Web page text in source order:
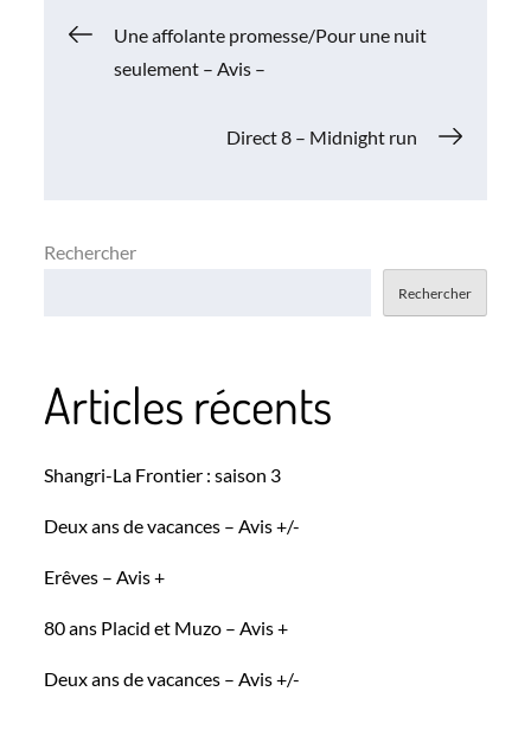
Navigation
Une affolante promesse/Pour une nuit
seulement – Avis –
Direct 8 – Midnight run
Rechercher
Rechercher
Articles récents
Shangri-La Frontier : saison 3
Deux ans de vacances – Avis +/-
Erêves – Avis +
80 ans Placid et Muzo – Avis +
Deux ans de vacances – Avis +/-